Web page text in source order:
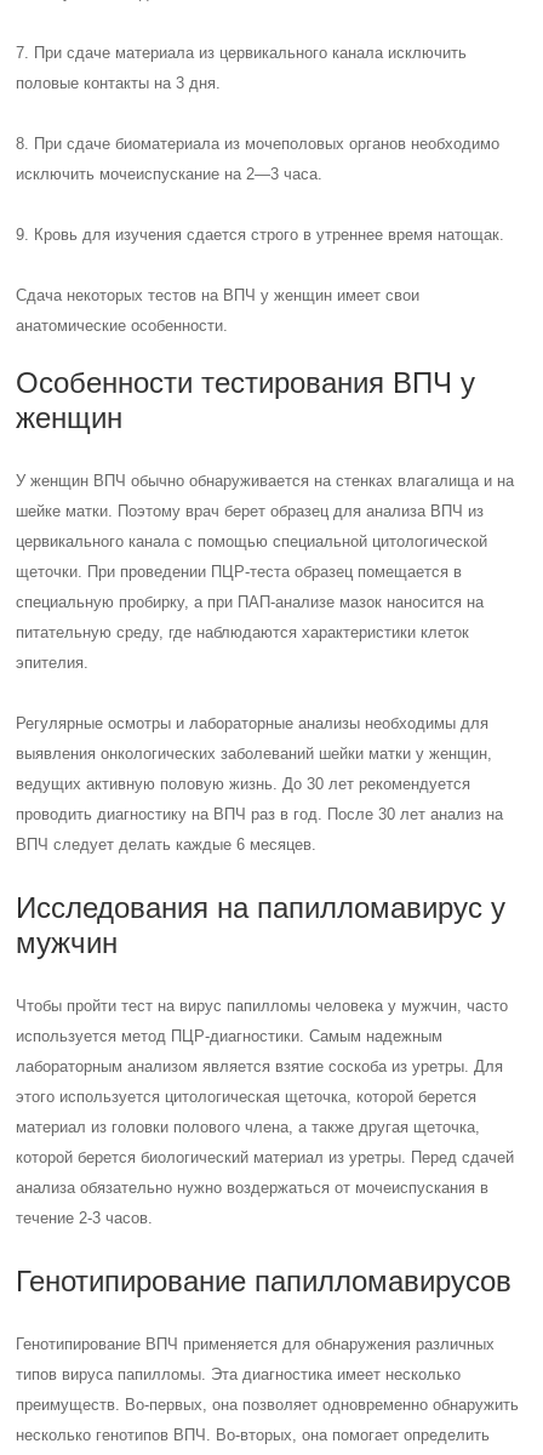
7. При сдаче материала из цервикального канала исключить
половые контакты на 3 дня.
8. При сдаче биоматериала из мочеполовых органов необходимо
исключить мочеиспускание на 2—3 часа.
9. Кровь для изучения сдается строго в утреннее время натощак.
Сдача некоторых тестов на ВПЧ у женщин имеет свои
анатомические особенности.
Особенности тестирования ВПЧ у
женщин
У женщин ВПЧ обычно обнаруживается на стенках влагалища и на
шейке матки. Поэтому врач берет образец для анализа ВПЧ из
цервикального канала с помощью специальной цитологической
щеточки. При проведении ПЦР-теста образец помещается в
специальную пробирку, а при ПАП-анализе мазок наносится на
питательную среду, где наблюдаются характеристики клеток
эпителия.
Регулярные осмотры и лабораторные анализы необходимы для
выявления онкологических заболеваний шейки матки у женщин,
ведущих активную половую жизнь. До 30 лет рекомендуется
проводить диагностику на ВПЧ раз в год. После 30 лет анализ на
ВПЧ следует делать каждые 6 месяцев.
Исследования на папилломавирус у
мужчин
Чтобы пройти тест на вирус папилломы человека у мужчин, часто
используется метод ПЦР-диагностики. Самым надежным
лабораторным анализом является взятие соскоба из уретры. Для
этого используется цитологическая щеточка, которой берется
материал из головки полового члена, а также другая щеточка,
которой берется биологический материал из уретры. Перед сдачей
анализа обязательно нужно воздержаться от мочеиспускания в
течение 2-3 часов.
Генотипирование папилломавирусов
Генотипирование ВПЧ применяется для обнаружения различных
типов вируса папилломы. Эта диагностика имеет несколько
преимуществ. Во-первых, она позволяет одновременно обнаружить
несколько генотипов ВПЧ. Во-вторых, она помогает определить